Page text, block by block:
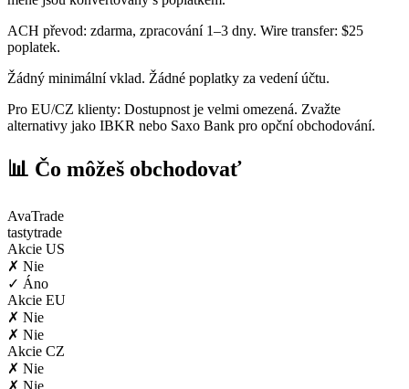
ACH převod: zdarma, zpracování 1–3 dny. Wire transfer: $25
poplatek.
Žádný minimální vklad. Žádné poplatky za vedení účtu.
Pro EU/CZ klienty: Dostupnost je velmi omezená. Zvažte
alternativy jako IBKR nebo Saxo Bank pro opční obchodování.
📊 Čo môžeš obchodovať
AvaTrade
tastytrade
Akcie US
✗ Nie
✓ Áno
Akcie EU
✗ Nie
✗ Nie
Akcie CZ
✗ Nie